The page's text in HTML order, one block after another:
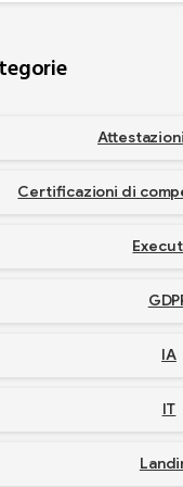
Certificazioni di
IA
IT